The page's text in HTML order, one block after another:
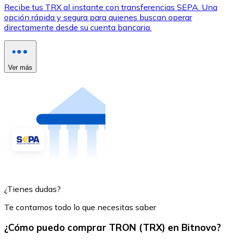
Recibe tus TRX al instante con transferencias SEPA. Una
opción rápida y segura para quienes buscan operar
directamente desde su cuenta bancaria.
Ver más
¿Tienes dudas?
Te contamos todo lo que necesitas saber
¿Cómo puedo comprar TRON (TRX) en Bitnovo?